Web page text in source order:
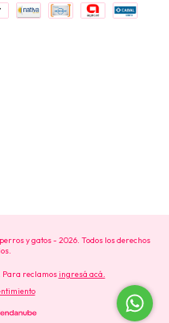
y gatos - 2026. Todos los derechos
Para reclamosingresá acá.